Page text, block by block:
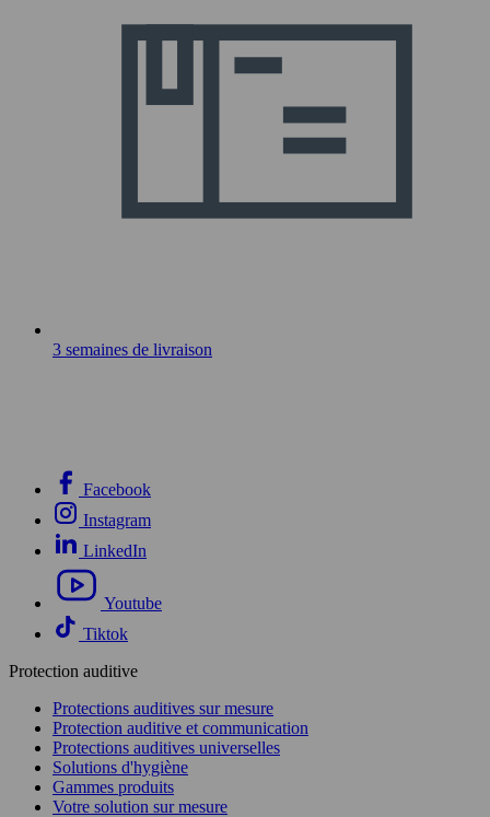
3 semaines de livraison
Facebook
Instagram
LinkedIn
Youtube
Tiktok
Protection auditive
Protections auditives sur mesure
Protection auditive et communication
Protections auditives universelles
Solutions d'hygiène
Gammes produits
Votre solution sur mesure